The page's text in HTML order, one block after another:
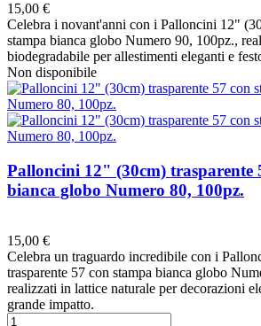
15,00 €
Celebra i novant'anni con i Palloncini 12"
stampa bianca globo Numero 90, 100pz.,
biodegradabile per allestimenti eleganti e
Non disponibile
Palloncini 12" (30cm) trasparente
bianca globo Numero 80, 100pz.
15,00 €
Celebra un traguardo incredibile con i
trasparente 57 con stampa bianca globo
realizzati in lattice naturale per decorazioni
grande impatto.